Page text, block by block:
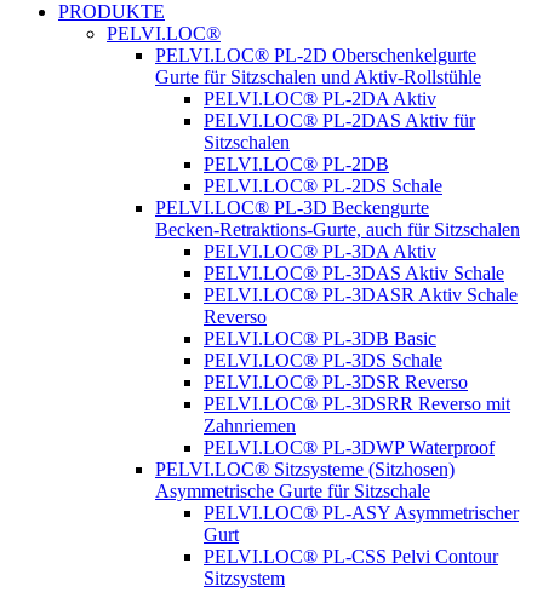
PRODUKTE
PELVI.LOC®
PELVI.LOC® PL-2D Oberschenkelgurte
Gurte für Sitzschalen und Aktiv-Rollstühle
PELVI.LOC® PL-2DA Aktiv
PELVI.LOC® PL-2DAS Aktiv für
Sitzschalen
PELVI.LOC® PL-2DB
PELVI.LOC® PL-2DS Schale
PELVI.LOC® PL-3D Beckengurte
Becken-Retraktions-Gurte, auch für Sitzschalen
PELVI.LOC® PL-3DA Aktiv
PELVI.LOC® PL-3DAS Aktiv Schale
PELVI.LOC® PL-3DASR Aktiv Schale
Reverso
PELVI.LOC® PL-3DB Basic
PELVI.LOC® PL-3DS Schale
PELVI.LOC® PL-3DSR Reverso
PELVI.LOC® PL-3DSRR Reverso mit
Zahnriemen
PELVI.LOC® PL-3DWP Waterproof
PELVI.LOC® Sitzsysteme (Sitzhosen)
Asymmetrische Gurte für Sitzschale
PELVI.LOC® PL-ASY Asymmetrischer
Gurt
PELVI.LOC® PL-CSS Pelvi Contour
Sitzsystem